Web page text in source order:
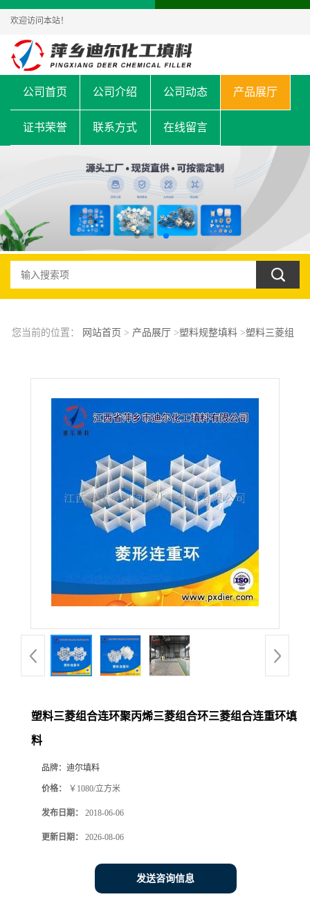
欢迎访问本站！
公司首页 公司介绍 公司动态 产品展厅
证书荣誉 联系方式 在线留言
您当前的位置： 网站首页 > 产品展厅>塑料规整填料>塑料三菱组
塑料三菱组合连环聚丙烯三菱组合环三菱组合连重环填
料
品牌： 迪尔填料
价格： ￥1080/立方米
发布日期： 2018-06-06
更新日期： 2026-08-06
发送咨询信息